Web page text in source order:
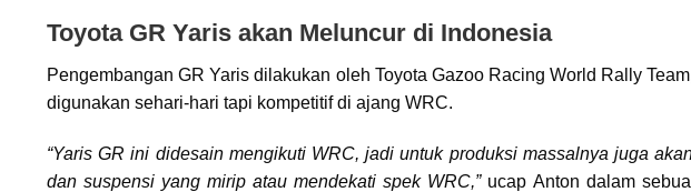
Toyota GR Yaris akan Meluncur di Indonesia
Pengembangan GR Yaris dilakukan oleh Toyota Gazoo Racing World Rally
digunakan sehari-hari tapi kompetitif di ajang WRC.
“Yaris GR ini didesain mengikuti WRC, jadi untuk produksi massalnya juga
dan suspensi yang mirip atau mendekati spek WRC,”ucap Anton dalam